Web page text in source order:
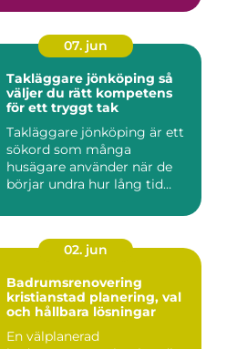
07. jun
Takläggare jönköping så
väljer du rätt kompetens
för ett tryggt tak
Takläggare jönköping är ett
sökord som många
husägare använder när de
börjar undra hur lång tid
02. jun
Badrumsrenovering
kristianstad planering, val
och hållbara lösningar
En välplanerad